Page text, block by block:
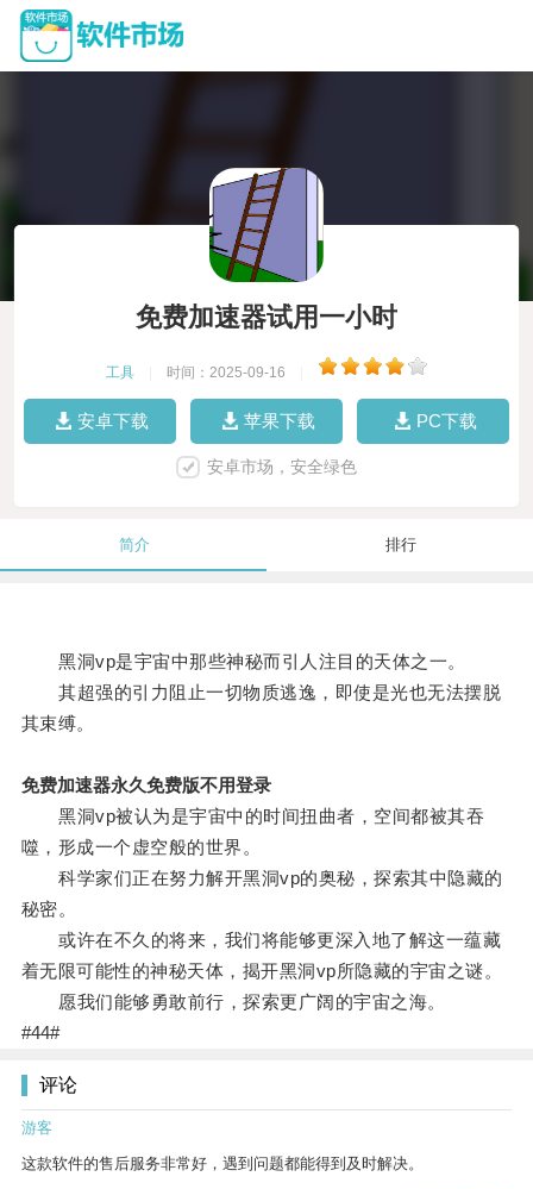
免费加速器试用一小时
工具 时间：2025-09-16
安卓下载 苹果下载 PC下载
安卓市场，安全绿色
简介 排行
黑洞vp是宇宙中那些神秘而引人注目的天体之一。
其超强的引力阻止一切物质逃逸，即使是光也无法摆脱
其束缚。
免费加速器永久免费版不用登录
黑洞vp被认为是宇宙中的时间扭曲者，空间都被其吞
噬，形成一个虚空般的世界。
科学家们正在努力解开黑洞vp的奥秘，探索其中隐藏的
秘密。
或许在不久的将来，我们将能够更深入地了解这一蕴藏
着无限可能性的神秘天体，揭开黑洞vp所隐藏的宇宙之谜。
愿我们能够勇敢前行，探索更广阔的宇宙之海。
#44#
评论
游客
这款软件的售后服务非常好，遇到问题都能得到及时解决。